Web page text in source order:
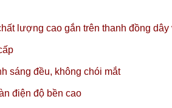
lượng cao gắn trên thanh đồng dây
sáng đều, không chói mắt
điện độ bền cao